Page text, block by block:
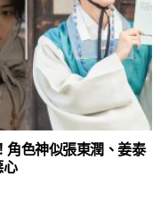
角色神似張東潤、姜泰
心